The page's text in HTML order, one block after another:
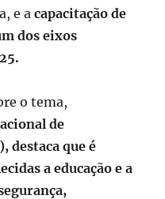
e acapacitação de
dos eixos
o tema,
de
destaca que é
a educação e a